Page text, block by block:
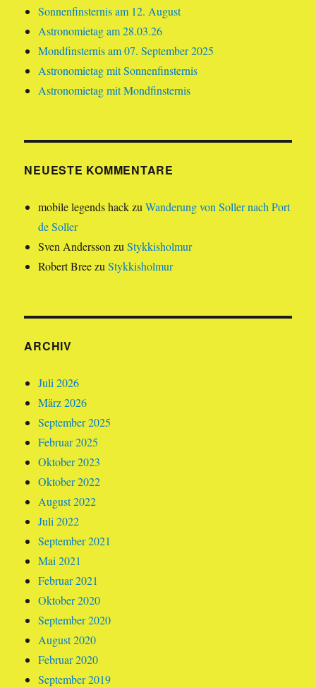
Sonnenfinsternis am 12. August
Astronomietag am 28.03.26
Mondfinsternis am 07. September 2025
Astronomietag mit Sonnenfinsternis
Astronomietag mit Mondfinsternis
NEUESTE KOMMENTARE
mobile legends hackzuWanderung von Soller nach Port
de Soller
Sven Andersson zuStykkisholmur
Robert BreezuStykkisholmur
ARCHIV
Juli 2026
März 2026
September 2025
Februar 2025
Oktober 2023
Oktober 2022
August 2022
Juli 2022
September 2021
Mai 2021
Februar 2021
Oktober 2020
September 2020
August 2020
Februar 2020
September 2019